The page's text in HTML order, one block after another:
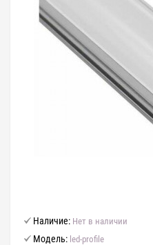
Наличие: Нет в наличии
Модель: led-profile